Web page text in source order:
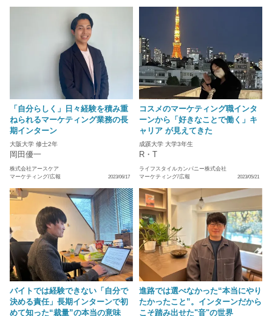
「自分らしく」日々経験を積み重
ねられるマーケティング業務の長
期インターン
大阪大学 修士2年
岡田優一
株式会社アースケア
マーケティング/広報
2023/06/17
コスメのマーケティング職インタ
ーンから「好きなことで働く」キ
ャリア が見えてきた
成蹊大学 大学3年生
R・T
ライフスタイルカンパニー株式会社
マーケティング/広報
2023/05/21
バイトでは経験できない「自分で
決める責任」長期インターンで初
めて知った“裁量”の本当の意味
進路では選べなかった“本当にやり
たかったこと”。インターンだから
こそ踏み出せた"音"の世界